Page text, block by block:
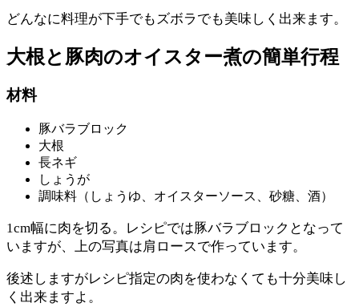
どんなに料理が下手でもズボラでも美味しく出来ます。
大根と豚肉のオイスター煮の簡単行程
材料
豚バラブロック
大根
長ネギ
しょうが
調味料（しょうゆ、オイスターソース、砂糖、酒）
1cm幅に肉を切る。レシピでは豚バラブロックとなって
いますが、上の写真は肩ロースで作っています。
後述しますがレシピ指定の肉を使わなくても十分美味し
く出来ますよ。